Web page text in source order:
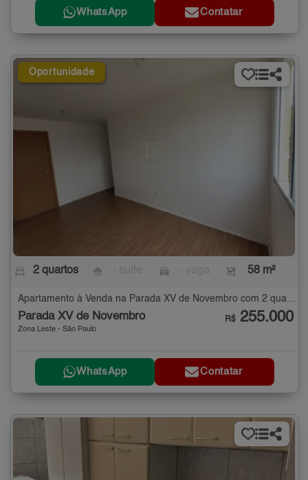
WhatsApp Contatar
Oportunidade
2 quartos 58 m²
Parada XV de Novembro
Zona Leste - São Paulo
R$ 255.000
WhatsApp Contatar